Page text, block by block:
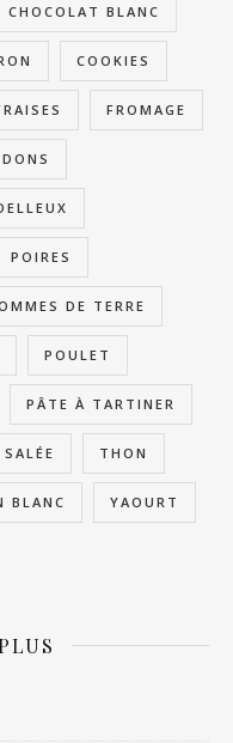
CHOCOLAT BLANC
COOKIES
FROMAGE
POIRES
DE TERRE
POULET
PÂTE À TARTINER
THON
BLANC YAOURT